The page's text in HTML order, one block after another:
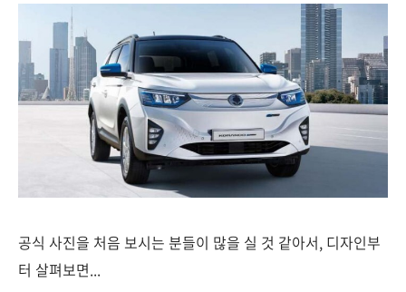
공식 사진을 처음 보시는 분들이 많을 실 것 같아서, 디자인부
터 살펴보면...